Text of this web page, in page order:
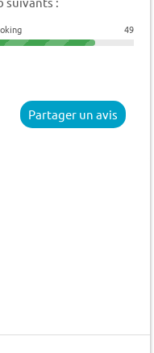
49
Partager un avis